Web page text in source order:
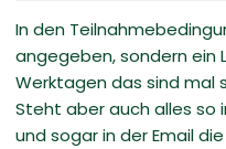
In den
angegeben, sondern ein
Werktagen das sind mal
Steht aber auch alles so
und sogar in der Email